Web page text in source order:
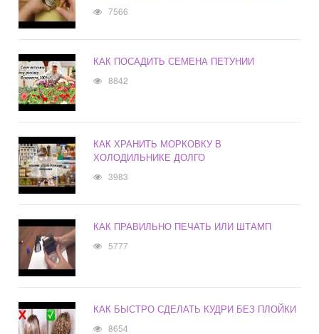
7566
КАК ПОСАДИТЬ СЕМЕНА ПЕТУНИИ
8842
КАК ХРАНИТЬ МОРКОВКУ В
ХОЛОДИЛЬНИКЕ ДОЛГО
3983
КАК ПРАВИЛЬНО ПЕЧАТЬ ИЛИ ШТАМП
5777
КАК БЫСТРО СДЕЛАТЬ КУДРИ БЕЗ ПЛОЙКИ
8654